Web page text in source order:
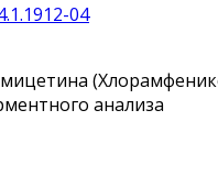
04
анализа